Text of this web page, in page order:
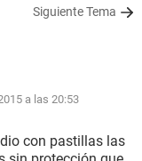
Siguiente Tema
a las 20:53
con pastillas las